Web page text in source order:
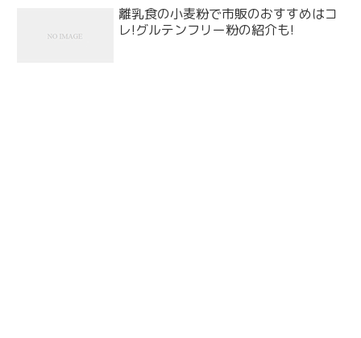
離乳食の小麦粉で市販のおすすめはコ
レ!グルテンフリー粉の紹介も!